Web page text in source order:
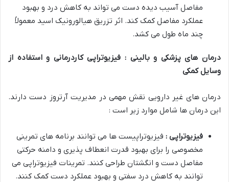
مفاصل آسیب دیده دست می تواند به کاهش درد و بهبود
عملکرد مفاصل کمک کند. اثر تزریق هیالورونیک اسید معمولاً
چند ماه طول می کشد.
درمان های پزشکی و بالینی : فیزیوتراپی کاردرمانی و استفاده از
وسایل کمکی
درمان های غیر دارویی نقش مهمی در مدیریت آرتروز دست دارند.
این درمان ها شامل موارد زیر است :
فیزیوتراپی : فیزیوتراپیست ها می توانند برنامه های تمرینی
مخصوصی را برای بهبود قدرت انعطاف پذیری و دامنه حرکتی
مفاصل دست و انگشتان طراحی کنند. تمرینات فیزیوتراپی می
توانند به کاهش درد سفتی و بهبود عملکرد دست کمک کنند.